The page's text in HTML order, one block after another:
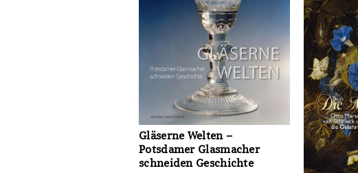
Gläserne Welten –
Potsdamer Glasmacher
schneiden Geschichte